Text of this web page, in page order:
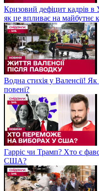
Кризовий дефіцит кадрів в
як це впливає на майбутнє
Водна стихія у Валенсії!
повені?
Гарріс чи Трамп? Хто є
США?